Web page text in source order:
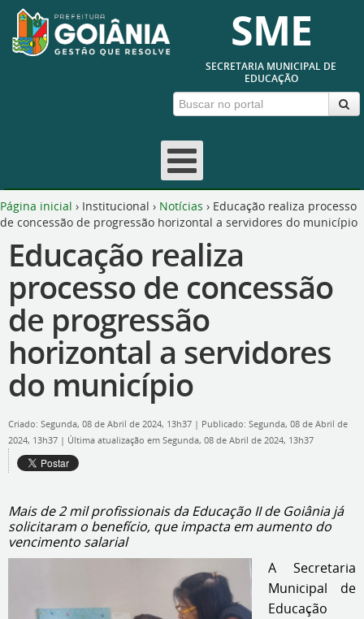
SME
SECRETARIA MUNICIPAL DE
EDUCAÇÃO
Página inicial › Institucional › Notícias › Educação realiza processo
de concessão de progressão horizontal a servidores do município
Educação realiza
processo de concessão
de progressão
horizontal a servidores
do município
Criado: Segunda, 08 de Abril de 2024, 13h37 | Publicado: Segunda, 08 de Abril de
2024, 13h37 | Última atualização em Segunda, 08 de Abril de 2024, 13h37
Mais de 2 mil profissionais da Educação II de Goiânia já
solicitaram o benefício, que impacta em aumento do
vencimento salarial
A Secretaria
Municipal de
Educação